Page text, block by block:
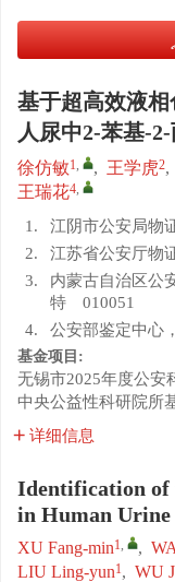
基于超高效液
人尿中2-苯基-
徐仿敏1, , 王学虎2,
王瑞花4,
1.
江阴市公安局物
2.
江苏省公安厅物
3.
内蒙古自治区公
特 010051
4.
公安部鉴定中心
基金项目:
无锡市2025年度公安
中央公益性科研院所
详细信息
Identification of
in Human
XU Fang-min1, ,
LIU Ling-yun1, WU